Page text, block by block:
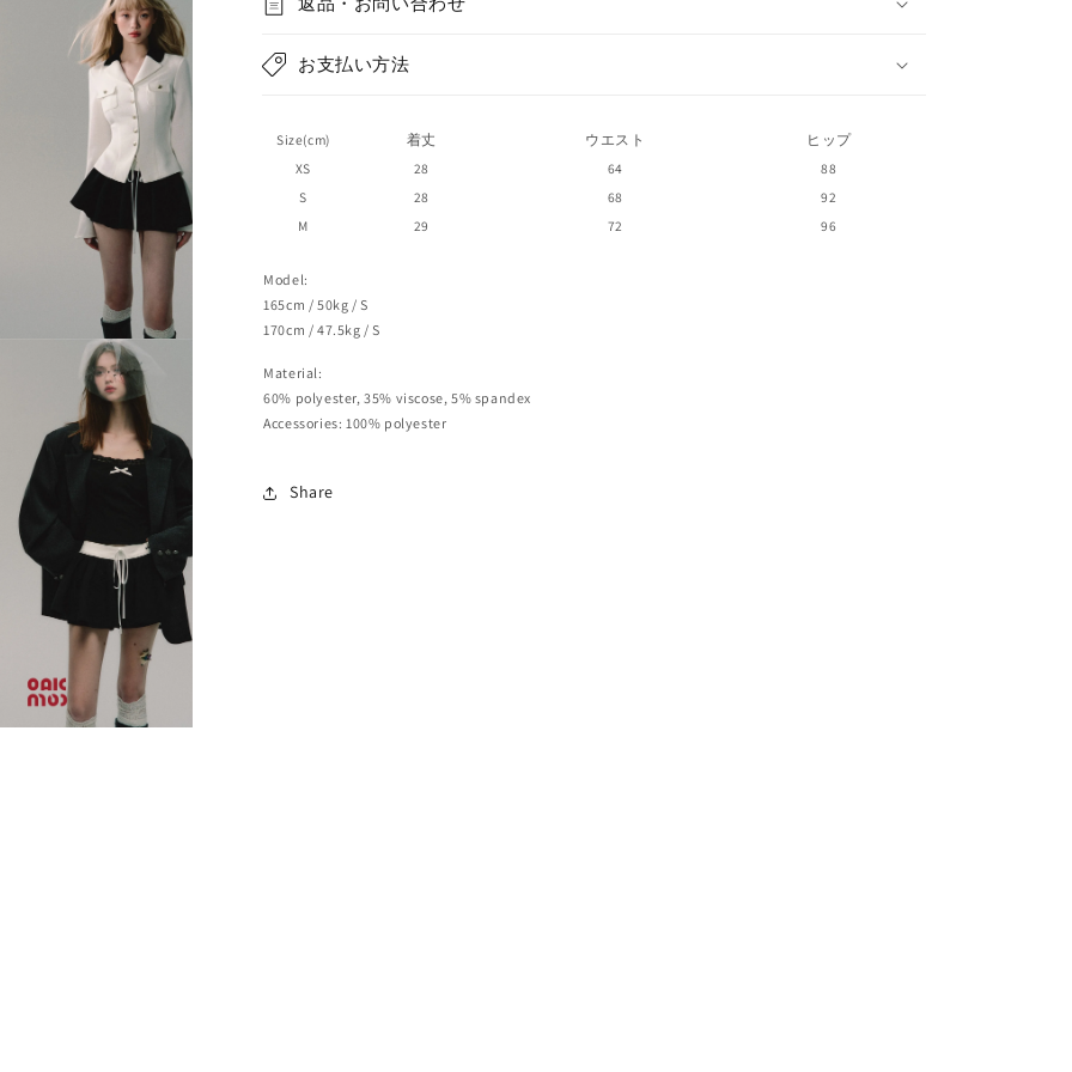
減
す
量
を
増
す
お支払い方法
Size(cm) 着丈 ウエスト
ヒップ
XS
28 64
88
S
28 68
92
M
29 72 96
Model:
165cm / 50kg / S
170cm / 47.5kg / S
Material:
60% polyester, 35% viscose, 5% spandex
Accessories: 100% polyester
Share